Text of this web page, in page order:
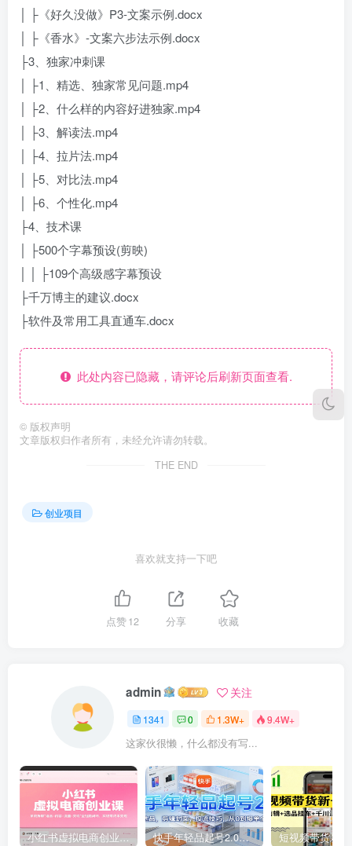
│ ├《好久没做》P3-文案示例.docx
│ ├《香水》-文案六步法示例.docx
├3、独家冲刺课
│ ├1、精选、独家常见问题.mp4
│ ├2、什么样的内容好进独家.mp4
│ ├3、解读法.mp4
│ ├4、拉片法.mp4
│ ├5、对比法.mp4
│ ├6、个性化.mp4
├4、技术课
│ ├500个字幕预设(剪映)
│ │ ├109个高级感字幕预设
├千万博主的建议.docx
├软件及常用工具直通车.docx
此处内容已隐藏，请评论后刷新页面查看.
© 版权声明
文章版权归作者所有，未经允许请勿转载。
THE END
创业项目
喜欢就支持一下吧
点赞12 分享 收藏
admin 关注
1341 0 1.3W+ 9.4W+
这家伙很懒，什么都没有写...
小红书虚拟电商创业课，系统拆解选品-内容-流量-变现，实现零成本变现 快手年轻品起号2.0：养号选品，剪辑封面，投流技巧，从0到爆单全流程